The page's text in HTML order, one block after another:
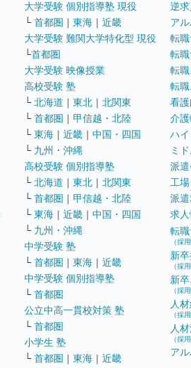
大学受験 個別指導塾 現役
└ 首都圏 ｜ 東海 ｜ 近畿
大学受験 難関大学特化型 現役
└首都圏
大学受験 映像授業
高校受験 塾
└ 北海道 ｜ 東北 ｜ 北関東
└ 首都圏 ｜ 甲信越・北陸
└ 東海 ｜ 近畿 ｜ 中国・四国
└ 九州・沖縄
高校受験 個別指導塾
└ 北海道 ｜ 東北 ｜ 北関東
└ 首都圏 ｜ 甲信越・北陸
└ 東海 ｜ 近畿 ｜ 中国・四国
└ 九州・沖縄
中学受験 塾
└ 首都圏 ｜ 東海 ｜ 近畿
中学受験 個別指導塾
└ 首都圏
公立中高一貫校対策 塾
└ 首都圏
小学生 塾
└ 首都圏 ｜ 東海 ｜ 近畿
逆
ア
転職
転
転
転
看
介
ハイ
ミ
派
工
派
求
転職
（採
新
（採
新
（採
人
（採
人
（採
ア